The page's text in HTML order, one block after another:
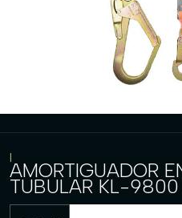
|
AMORTIGUADOR
TUBULAR KL-9800